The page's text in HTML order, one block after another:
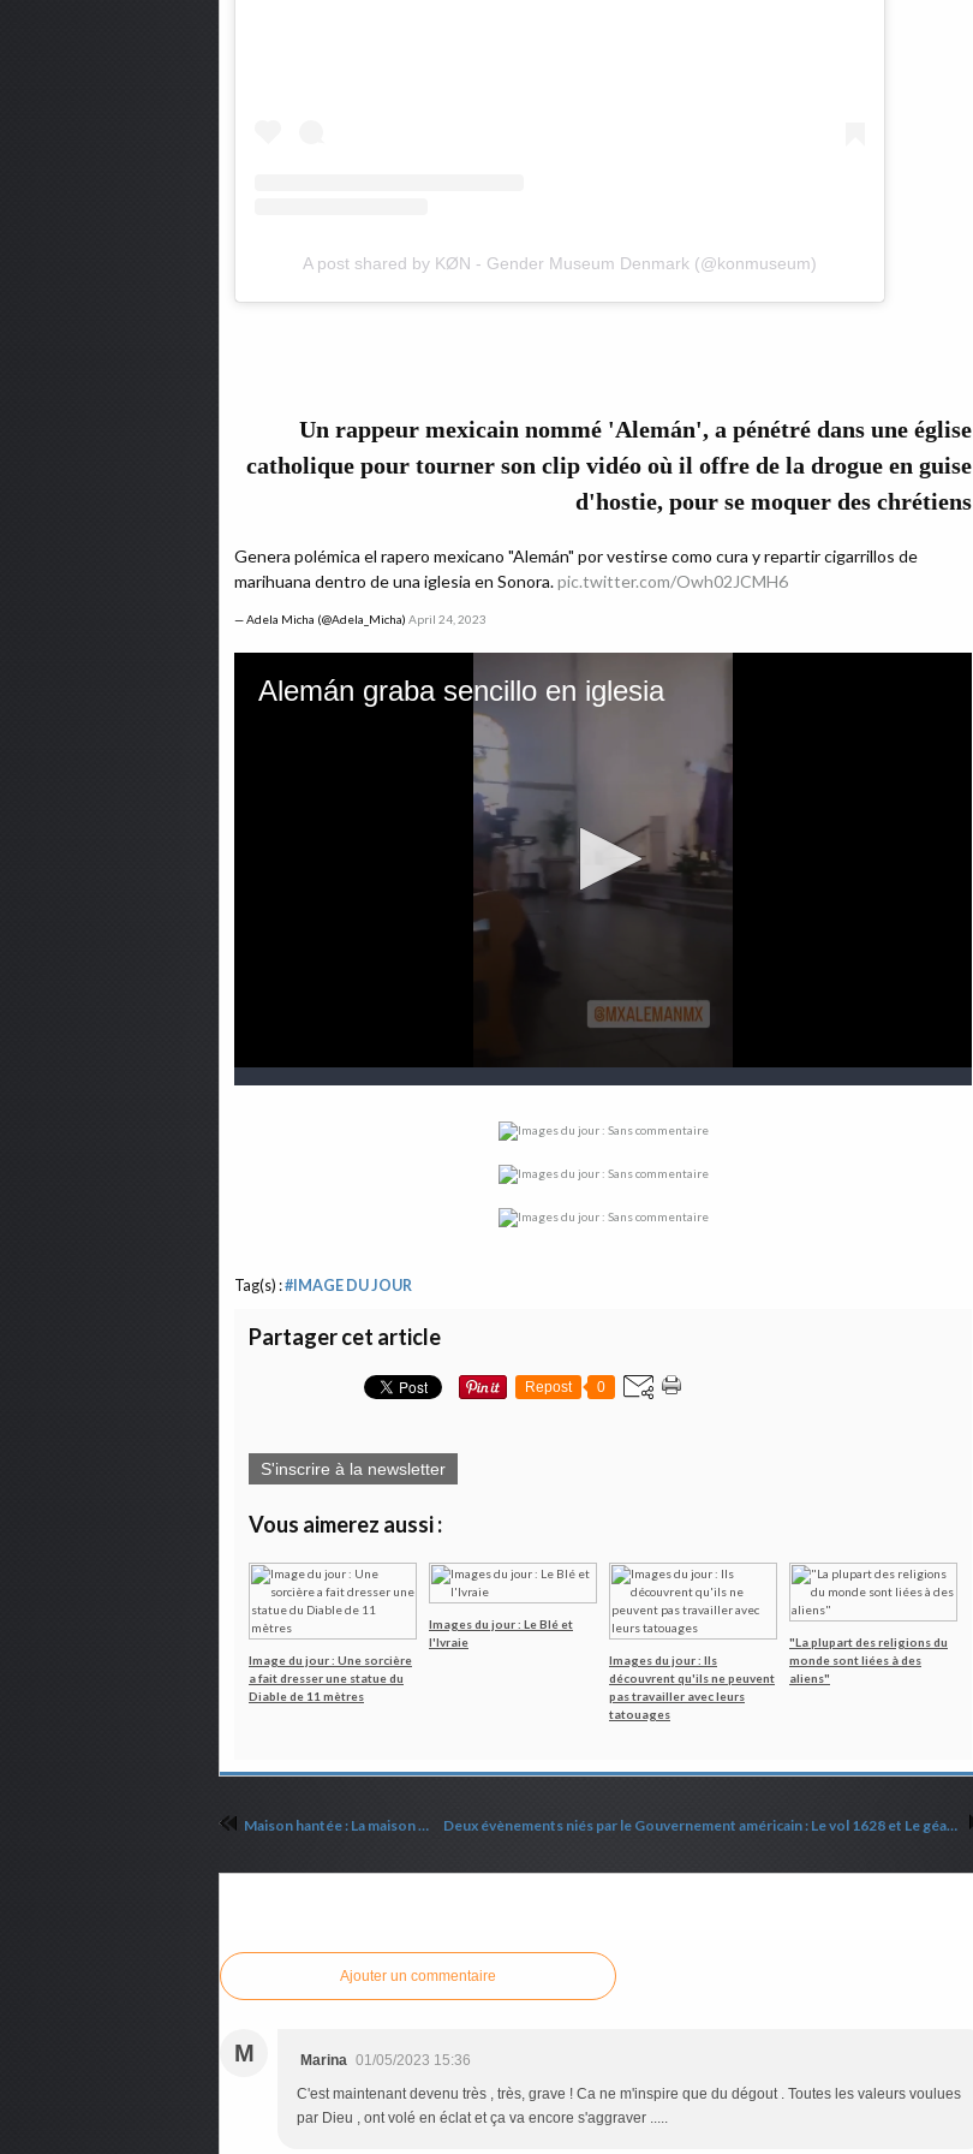
A post shared by KØN - Gender Museum Denmark (@konmuseum)
Un rappeur mexicain nommé 'Alemán', a pénétré dans une église
catholique pour tourner son clip vidéo où il offre de la drogue en guise
d'hostie, pour se moquer des chrétiens
Genera polémica el rapero mexicano "Alemán" por vestirse como cura y repartir cigarrillos de
marihuana dentro de una iglesia en Sonora.pic.twitter.com/Owh02JCMH6
— Adela Micha (@Adela_Micha) April 24, 2023
Tag(s) :#IMAGE DU JOUR
Partager cet article
Repost 0
S'inscrire à la newsletter
Vous aimerez aussi :
Image du jour : Une sorcière
a fait dresser une statue du
Diable de 11 mètres
Images du jour : Le Blé et
l'Ivraie
Images du jour : Ils
découvrent qu'ils ne peuvent
pas travailler avec leurs
tatouages
"La plupart des religions du
monde sont liées à des
aliens"
Maison hantée : La maison des os Deux évènements niés par le Gouvernement américain : Le vol 1628 et Le géant de Kandahar
Ajouter un commentaire
M Marina 01/05/2023 15:36
C'est maintenant devenu très , très, grave ! Ca ne m'inspire que du dégout . Toutes les valeurs voulues
par Dieu , ont volé en éclat et ça va encore s'aggraver .....